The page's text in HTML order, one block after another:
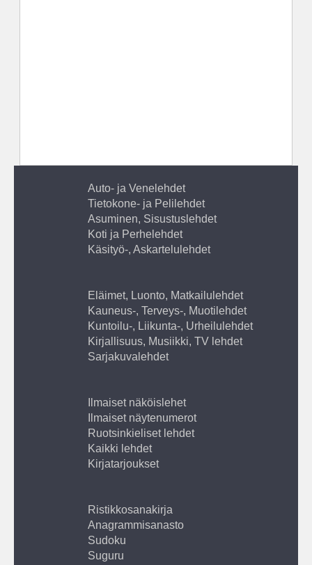
Auto- ja Venelehdet
Tietokone- ja Pelilehdet
Asuminen, Sisustuslehdet
Koti ja Perhelehdet
Käsityö-, Askartelulehdet
Eläimet, Luonto, Matkailulehdet
Kauneus-, Terveys-, Muotilehdet
Kuntoilu-, Liikunta-, Urheilulehdet
Kirjallisuus, Musiikki, TV lehdet
Sarjakuvalehdet
Ilmaiset näköislehet
Ilmaiset näytenumerot
Ruotsinkieliset lehdet
Kaikki lehdet
Kirjatarjoukset
Ristikkosanakirja
Anagrammisanasto
Sudoku
Suguru